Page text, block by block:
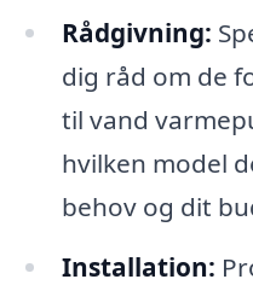
Rådgivning:
dig råd om de
til vand
hvilken model
behov og dit
Installation: